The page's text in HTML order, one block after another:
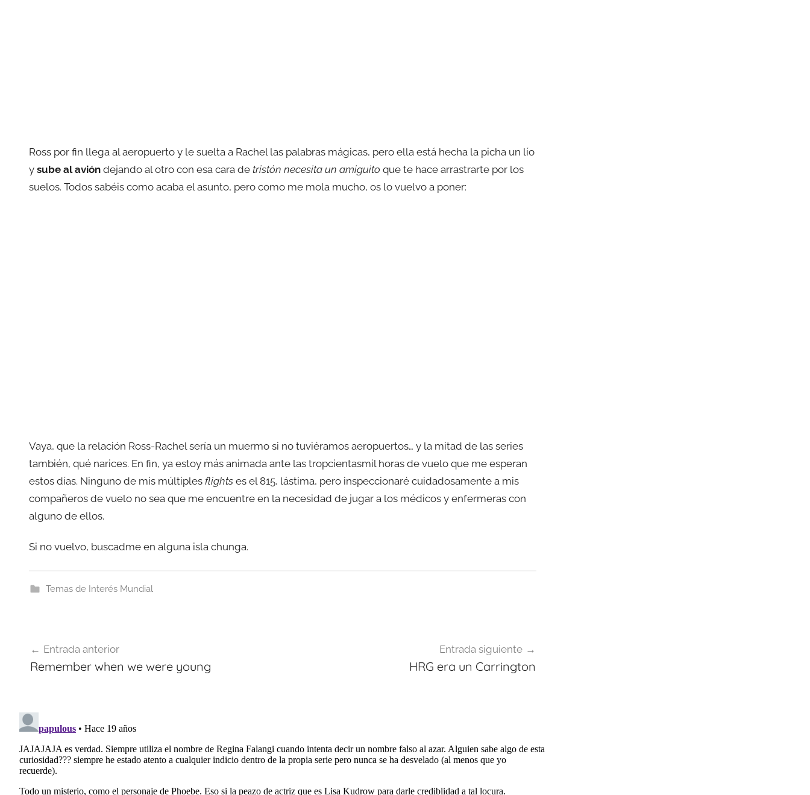
Ross por fin llega al aeropuerto y le suelta a Rachel las palabras mágicas, pero ella está hecha la picha un lío
y sube al avión dejando al otro con esa cara de tristón necesita un amiguito que te hace arrastrarte por los
suelos. Todos sabéis como acaba el asunto, pero como me mola mucho, os lo vuelvo a poner:
Vaya, que la relación Ross-Rachel sería un muermo si no tuviéramos aeropuertos… y la mitad de las series
también, qué narices. En fin, ya estoy más animada ante las tropcientasmil horas de vuelo que me esperan
estos días. Ninguno de mis múltiples flights es el 815, lástima, pero inspeccionaré cuidadosamente a mis
compañeros de vuelo no sea que me encuentre en la necesidad de jugar a los médicos y enfermeras con
alguno de ellos.
Si no vuelvo, buscadme en alguna isla chunga.
Temas de Interés Mundial
de
Entrada anterior
Remember when we were young
Entrada siguiente
HRG era un Carrington